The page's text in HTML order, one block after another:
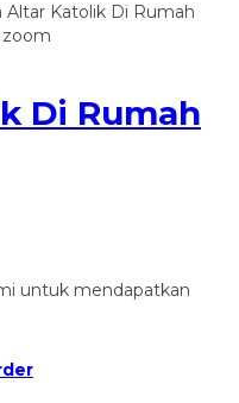
Altar Katolik Di Rumah
Di Rumah
untuk mendapatkan